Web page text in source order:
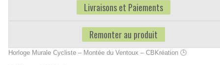
Livraisons et Paiements
Remonter au produit
Horloge Murale Cycliste – Montée du Ventoux – CBKréation 🕒